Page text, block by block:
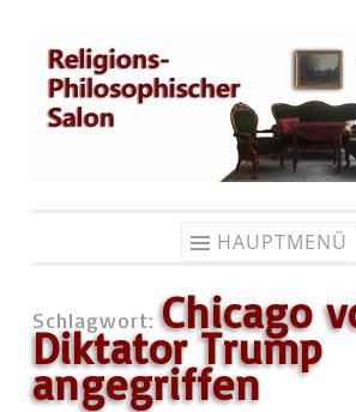
Zum
Inhalt
springen
HAUPTMENÜ
Schlagwort:Chicago
Diktator Trump
angegriffen